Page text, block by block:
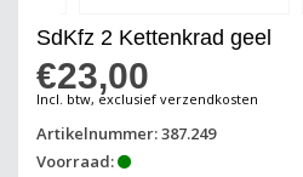
SdKfz 2 Kettenkrad geel
€23,00
Incl. btw, exclusief verzendkosten
Artikelnummer: 387.249
Voorraad: